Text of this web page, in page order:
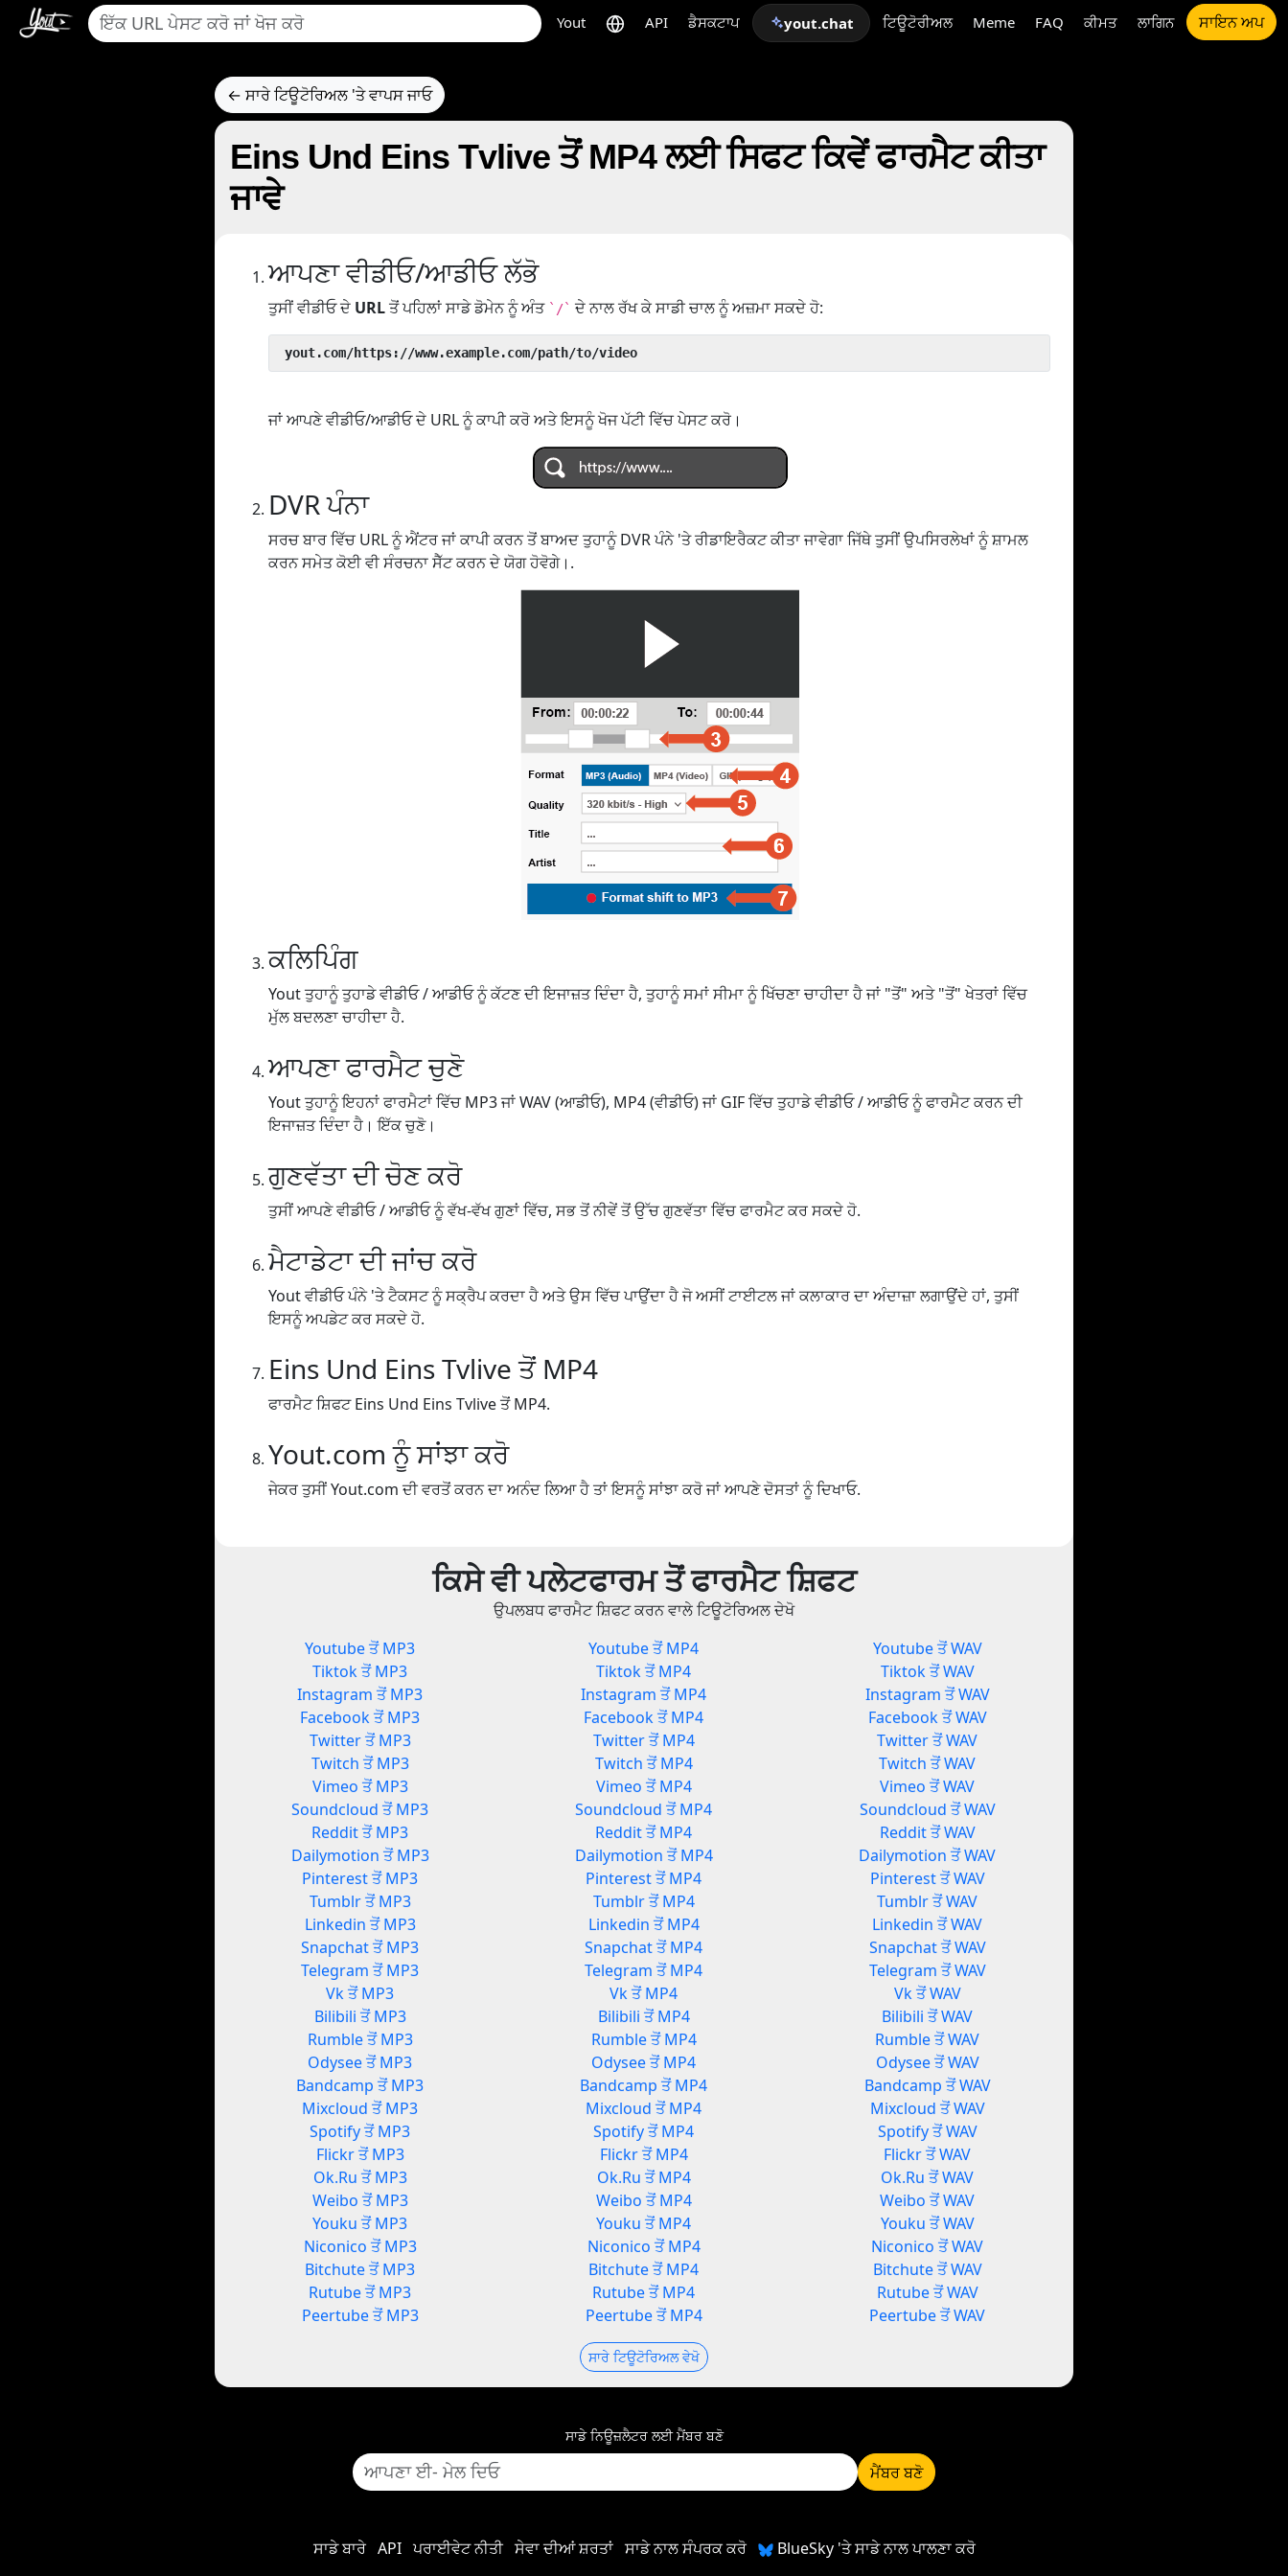
Yout API ਡੈਸਕਟਾਪ yout.chat ਟਿਊਟੋਰੀਅਲ Meme FAQ ਕੀਮਤ ਲਾਗਿਨ ਸਾਇਨ ਅਪ
← ਸਾਰੇ ਟਿਊਟੋਰਿਅਲ 'ਤੇ ਵਾਪਸ ਜਾਓ
Eins Und Eins Tvlive ਤੋਂ MP4 ਲਈ ਸਿਫਟ ਕਿਵੇਂ ਫਾਰਮੈਟ ਕੀਤਾ
ਜਾਵੇ
ਆਪਣਾ ਵੀਡੀਓ/ਆਡੀਓ ਲੱਭੋ
ਤੁਸੀਂ ਵੀਡੀਓ ਦੇ URLਤੋਂ ਪਹਿਲਾਂ ਸਾਡੇ ਡੋਮੇਨ ਨੂੰ ਅੰਤ `/` ਦੇ ਨਾਲ ਰੱਖ ਕੇ ਸਾਡੀ ਚਾਲ ਨੂੰ ਅਜ਼ਮਾ ਸਕਦੇ ਹੋ:
yout.com/https://www.example.com/path/to/video
ਜਾਂ ਆਪਣੇ ਵੀਡੀਓ/ਆਡੀਓ ਦੇ URL ਨੂੰ ਕਾਪੀ ਕਰੋ ਅਤੇ ਇਸਨੂੰ ਖੋਜ ਪੱਟੀ ਵਿੱਚ ਪੇਸਟ ਕਰੋ।
DVR ਪੰਨਾ
ਸਰਚ ਬਾਰ ਵਿੱਚ URL ਨੂੰ ਐਂਟਰ ਜਾਂ ਕਾਪੀ ਕਰਨ ਤੋਂ ਬਾਅਦ ਤੁਹਾਨੂੰ DVR ਪੰਨੇ 'ਤੇ ਰੀਡਾਇਰੈਕਟ ਕੀਤਾ ਜਾਵੇਗਾ ਜਿੱਥੇ ਤੁਸੀਂ ਉਪਸਿਰਲੇਖਾਂ ਨੂੰ ਸ਼ਾਮਲ
ਕਰਨ ਸਮੇਤ ਕੋਈ ਵੀ ਸੰਰਚਨਾ ਸੈੱਟ ਕਰਨ ਦੇ ਯੋਗ ਹੋਵੋਗੇ।.
ਕਲਿਪਿੰਗ
Yout ਤੁਹਾਨੂੰ ਤੁਹਾਡੇ ਵੀਡੀਓ / ਆਡੀਓ ਨੂੰ ਕੱਟਣ ਦੀ ਇਜਾਜ਼ਤ ਦਿੰਦਾ ਹੈ, ਤੁਹਾਨੂੰ ਸਮਾਂ ਸੀਮਾ ਨੂੰ ਖਿੱਚਣਾ ਚਾਹੀਦਾ ਹੈ ਜਾਂ "ਤੋਂ" ਅਤੇ "ਤੋਂ" ਖੇਤਰਾਂ ਵਿੱਚ
ਮੁੱਲ ਬਦਲਣਾ ਚਾਹੀਦਾ ਹੈ.
ਆਪਣਾ ਫਾਰਮੈਟ ਚੁਣੋ
Yout ਤੁਹਾਨੂੰ ਇਹਨਾਂ ਫਾਰਮੈਟਾਂ ਵਿੱਚ MP3 ਜਾਂ WAV (ਆਡੀਓ), MP4 (ਵੀਡੀਓ) ਜਾਂ GIF ਵਿੱਚ ਤੁਹਾਡੇ ਵੀਡੀਓ / ਆਡੀਓ ਨੂੰ ਫਾਰਮੈਟ ਕਰਨ ਦੀ
ਇਜਾਜ਼ਤ ਦਿੰਦਾ ਹੈ। ਇੱਕ ਚੁਣੋ।
ਗੁਣਵੱਤਾ ਦੀ ਚੋਣ ਕਰੋ
ਤੁਸੀਂ ਆਪਣੇ ਵੀਡੀਓ / ਆਡੀਓ ਨੂੰ ਵੱਖ-ਵੱਖ ਗੁਣਾਂ ਵਿੱਚ, ਸਭ ਤੋਂ ਨੀਵੇਂ ਤੋਂ ਉੱਚ ਗੁਣਵੱਤਾ ਵਿੱਚ ਫਾਰਮੈਟ ਕਰ ਸਕਦੇ ਹੋ.
ਮੈਟਾਡੇਟਾ ਦੀ ਜਾਂਚ ਕਰੋ
Yout ਵੀਡੀਓ ਪੰਨੇ 'ਤੇ ਟੈਕਸਟ ਨੂੰ ਸਕ੍ਰੈਪ ਕਰਦਾ ਹੈ ਅਤੇ ਉਸ ਵਿੱਚ ਪਾਉਂਦਾ ਹੈ ਜੋ ਅਸੀਂ ਟਾਈਟਲ ਜਾਂ ਕਲਾਕਾਰ ਦਾ ਅੰਦਾਜ਼ਾ ਲਗਾਉਂਦੇ ਹਾਂ, ਤੁਸੀਂ
ਇਸਨੂੰ ਅਪਡੇਟ ਕਰ ਸਕਦੇ ਹੋ.
Eins Und Eins Tvlive ਤੋਂ MP4
ਫਾਰਮੈਟ ਸ਼ਿਫਟ Eins Und Eins Tvlive ਤੋਂ MP4.
Yout.com ਨੂੰ ਸਾਂਝਾ ਕਰੋ
ਜੇਕਰ ਤੁਸੀਂ Yout.com ਦੀ ਵਰਤੋਂ ਕਰਨ ਦਾ ਅਨੰਦ ਲਿਆ ਹੈ ਤਾਂ ਇਸਨੂੰ ਸਾਂਝਾ ਕਰੋ ਜਾਂ ਆਪਣੇ ਦੋਸਤਾਂ ਨੂੰ ਦਿਖਾਓ.
ਕਿਸੇ ਵੀ ਪਲੇਟਫਾਰਮ ਤੋਂ ਫਾਰਮੈਟ ਸ਼ਿਫਟ
ਉਪਲਬਧ ਫਾਰਮੈਟ ਸ਼ਿਫਟ ਕਰਨ ਵਾਲੇ ਟਿਊਟੋਰਿਅਲ ਦੇਖੋ
Youtube ਤੋਂ MP3
Tiktok ਤੋਂ MP3
Instagram ਤੋਂ MP3
Facebook ਤੋਂ MP3
Twitter ਤੋਂ MP3
Twitch ਤੋਂ MP3
Vimeo ਤੋਂ MP3
Soundcloud ਤੋਂ MP3
Reddit ਤੋਂ MP3
Dailymotion ਤੋਂ MP3
Pinterest ਤੋਂ MP3
Tumblr ਤੋਂ MP3
Linkedin ਤੋਂ MP3
Snapchat ਤੋਂ MP3
Telegram ਤੋਂ MP3
Vk ਤੋਂ MP3
Bilibili ਤੋਂ MP3
Rumble ਤੋਂ MP3
Odysee ਤੋਂ MP3
Bandcamp ਤੋਂ MP3
Mixcloud ਤੋਂ MP3
Spotify ਤੋਂ MP3
Flickr ਤੋਂ MP3
Ok.Ru ਤੋਂ MP3
Weibo ਤੋਂ MP3
Youku ਤੋਂ MP3
Niconico ਤੋਂ MP3
Bitchute ਤੋਂ MP3
Rutube ਤੋਂ MP3
Peertube ਤੋਂ MP3
Youtube ਤੋਂ MP4
Tiktok ਤੋਂ MP4
Instagram ਤੋਂ MP4
Facebook ਤੋਂ MP4
Twitter ਤੋਂ MP4
Twitch ਤੋਂ MP4
Vimeo ਤੋਂ MP4
Soundcloud ਤੋਂ MP4
Reddit ਤੋਂ MP4
Dailymotion ਤੋਂ MP4
Pinterest ਤੋਂ MP4
Tumblr ਤੋਂ MP4
Linkedin ਤੋਂ MP4
Snapchat ਤੋਂ MP4
Telegram ਤੋਂ MP4
Vk ਤੋਂ MP4
Bilibili ਤੋਂ MP4
Rumble ਤੋਂ MP4
Odysee ਤੋਂ MP4
Bandcamp ਤੋਂ MP4
Mixcloud ਤੋਂ MP4
Spotify ਤੋਂ MP4
Flickr ਤੋਂ MP4
Ok.Ru ਤੋਂ MP4
Weibo ਤੋਂ MP4
Youku ਤੋਂ MP4
Niconico ਤੋਂ MP4
Bitchute ਤੋਂ MP4
Rutube ਤੋਂ MP4
Peertube ਤੋਂ MP4
Youtube ਤੋਂ WAV
Tiktok ਤੋਂ WAV
Instagram ਤੋਂ WAV
Facebook ਤੋਂ WAV
Twitter ਤੋਂ WAV
Twitch ਤੋਂ WAV
Vimeo ਤੋਂ WAV
Soundcloud ਤੋਂ WAV
Reddit ਤੋਂ WAV
Dailymotion ਤੋਂ WAV
Pinterest ਤੋਂ WAV
Tumblr ਤੋਂ WAV
Linkedin ਤੋਂ WAV
Snapchat ਤੋਂ WAV
Telegram ਤੋਂ WAV
Vk ਤੋਂ WAV
Bilibili ਤੋਂ WAV
Rumble ਤੋਂ WAV
Odysee ਤੋਂ WAV
Bandcamp ਤੋਂ WAV
Mixcloud ਤੋਂ WAV
Spotify ਤੋਂ WAV
Flickr ਤੋਂ WAV
Ok.Ru ਤੋਂ WAV
Weibo ਤੋਂ WAV
Youku ਤੋਂ WAV
Niconico ਤੋਂ WAV
Bitchute ਤੋਂ WAV
Rutube ਤੋਂ WAV
Peertube ਤੋਂ WAV
ਸਾਰੇ ਟਿਊਟੋਰਿਅਲ ਵੇਖੋ
ਸਾਡੇ ਨਿਊਜ਼ਲੈਟਰ ਲਈ ਮੈਂਬਰ ਬਣੋ
ਮੈਂਬਰ ਬਣੋ
ਸਾਡੇ ਬਾਰੇ API ਪਰਾਈਵੇਟ ਨੀਤੀ ਸੇਵਾ ਦੀਆਂ ਸ਼ਰਤਾਂ ਸਾਡੇ ਨਾਲ ਸੰਪਰਕ ਕਰੋ BlueSky 'ਤੇ ਸਾਡੇ ਨਾਲ ਪਾਲਣਾ ਕਰੋ